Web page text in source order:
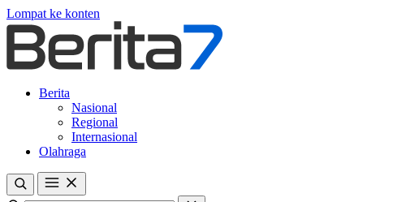
Lompat ke konten
Berita
Nasional
Regional
Internasional
Olahraga